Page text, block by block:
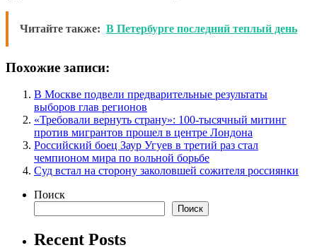
Читайте также: В Петербурге последний теплый день
Похожие записи:
В Москве подвели предварительные результаты
выборов глав регионов
«Требовали вернуть страну»: 100-тысячный митинг
против мигрантов прошел в центре Лондона
Российский боец Заур Угуев в третий раз стал
чемпионом мира по вольной борьбе
Суд встал на сторону заколовшей сожителя россиянки
Поиск
Поиск
Recent Posts